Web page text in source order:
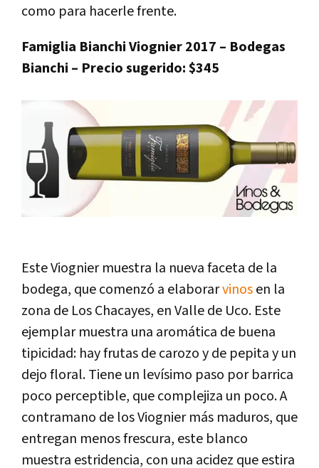
como para hacerle frente.
Famiglia Bianchi Viognier 2017 – Bodegas
Bianchi – Precio sugerido: $345
Este Viognier muestra la nueva faceta de la
bodega, que comenzó a elaborarvinosen la
zona de Los Chacayes, en Valle de Uco. Este
ejemplar muestra una aromática de buena
tipicidad: hay frutas de carozo y de pepita y un
dejo floral. Tiene un levísimo paso por barrica
poco perceptible, que complejiza un poco. A
contramano de los Viognier más maduros, que
entregan menos frescura, este blanco
muestra estridencia, con una acidez que estira